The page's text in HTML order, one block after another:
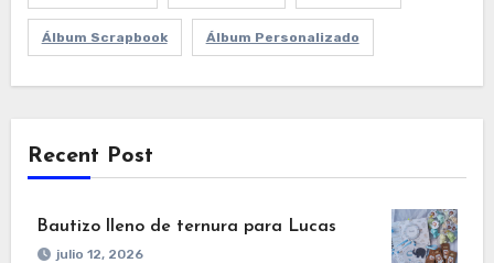
Álbum Scrapbook Álbum Personalizado
Recent Post
Bautizo lleno de ternura para Lucas
julio 12, 2026